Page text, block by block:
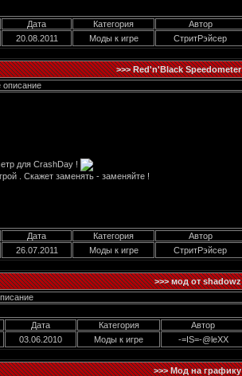
Дата Категория
Автор
20.08.2011 Моды к игре СтритРэйсер
>>> Red'n'Black Speedometer
описание
для CrashDay !
. Скажет заменять - заменяйте !
Дата Категория
Автор
26.07.2011 Моды к игре СтритРэйсер
>>> мод от shadowz
Дата Категория
Автор
03.06.2010 Моды к игре -=IS=-@leXX
>>> Мод на графику